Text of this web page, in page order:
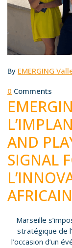
By EMERGING
0 Comments
AND
SIGNAL
Marseille
stratégique de
l’occasion d’un